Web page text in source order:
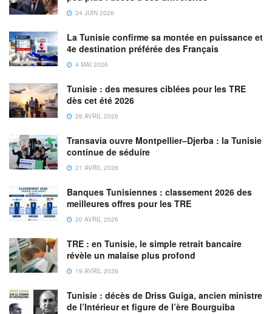
24 JUIN 2026
La Tunisie confirme sa montée en puissance et
4e destination préférée des Français
4 MAI 2026
Tunisie : des mesures ciblées pour les TRE
dès cet été 2026
26 AVRIL 2026
Transavia ouvre Montpellier–Djerba : la Tunisie
continue de séduire
21 AVRIL 2026
Banques Tunisiennes : classement 2026 des
meilleures offres pour les TRE
20 AVRIL 2026
TRE : en Tunisie, le simple retrait bancaire
révèle un malaise plus profond
19 AVRIL 2026
Tunisie : décès de Driss Guiga, ancien ministre
de l’Intérieur et figure de l’ère Bourguiba